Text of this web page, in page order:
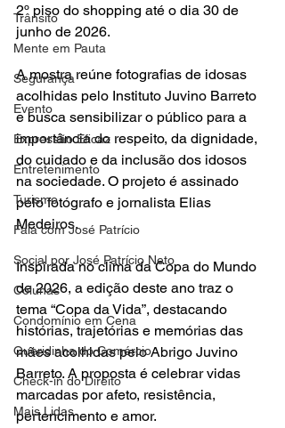
Trânsito
Mente em Pauta
Segurança
Evento
Expressão Eficaz
Entretenimento
Turismo
Fala com José Patrício
Social por José Patrício Neto
Colunas
Condomínio em Cena
Queridinha do Comércio
Check-in do Direito
Mais Lidas
2º piso do shopping até o dia 30 de
junho de 2026.
A mostra reúne fotografias de idosas
acolhidas pelo Instituto Juvino Barreto
e busca sensibilizar o público para a
importância do respeito, da dignidade,
do cuidado e da inclusão dos idosos
na sociedade. O projeto é assinado
pelo fotógrafo e jornalista Elias
Medeiros.
Inspirada no clima da Copa do Mundo
de 2026, a edição deste ano traz o
tema “Copa da Vida”, destacando
histórias, trajetórias e memórias das
mães acolhidas pelo Abrigo Juvino
Barreto. A proposta é celebrar vidas
marcadas por afeto, resistência,
pertencimento e amor.